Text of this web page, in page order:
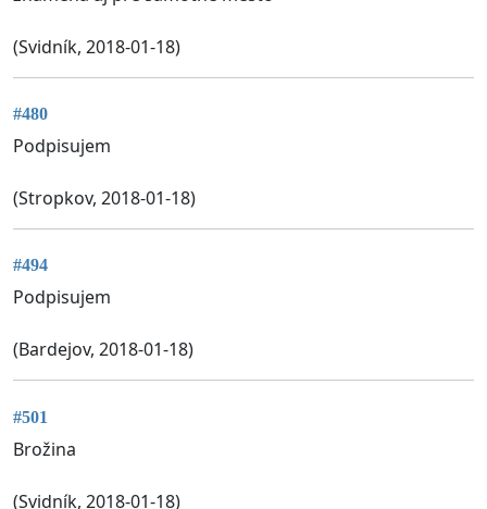
(Svidník, 2018-01-18)
#480
Podpisujem
(Stropkov, 2018-01-18)
#494
Podpisujem
(Bardejov, 2018-01-18)
#501
Brožina
(Svidník, 2018-01-18)